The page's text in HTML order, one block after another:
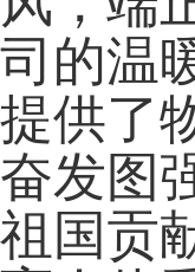
司的温
提供了
奋发图
祖国贡